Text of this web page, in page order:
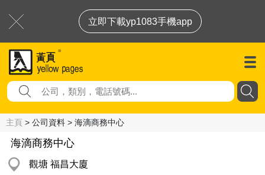
立即下載yp1083手機app
主頁 > 公司資料 > 海滴商務中心
海滴商務中心
觀塘 福昌大廈